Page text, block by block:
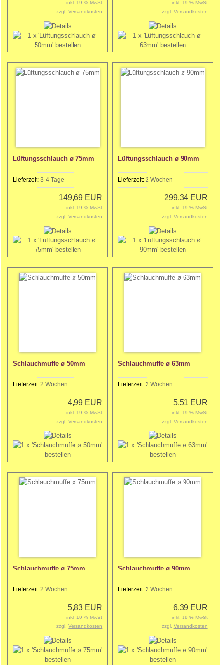
inkl. 19 % MwSt
zzgl.Versandkosten
inkl. 19 % MwSt
zzgl. Versandkosten
Lüftungsschlauch ø 75mm
Lieferzeit: 3-4 Tage
149,69 EUR
inkl. 19 % MwSt
zzgl.Versandkosten
Lüftungsschlauch ø 90mm
Lieferzeit:2 Wochen
299,34 EUR
inkl. 19 % MwSt
zzgl. Versandkosten
Schlauchmuffe ø 50mm
Lieferzeit: 2 Wochen
4,99 EUR
inkl. 19 % MwSt
zzgl.Versandkosten
Schlauchmuffe ø 63mm
Lieferzeit:2 Wochen
5,51 EUR
inkl. 19 % MwSt
zzgl. Versandkosten
Schlauchmuffe ø 75mm
Lieferzeit: 2 Wochen
5,83 EUR
inkl. 19 % MwSt
zzgl.Versandkosten
Schlauchmuffe ø 90mm
Lieferzeit:2 Wochen
6,39 EUR
inkl. 19 % MwSt
zzgl. Versandkosten